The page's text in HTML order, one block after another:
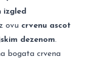
izgled
ovu crvenu ascot
dezenom.
bogata crvena